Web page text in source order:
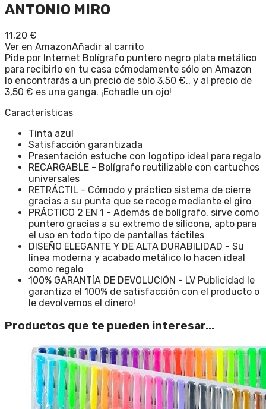
ANTONIO MIRO
11,20 €
Ver en AmazonAñadir al carrito
Pide por Internet Bolígrafo puntero negro plata metálico
para recibirlo en tu casa cómodamente sólo en Amazon
lo encontrarás a un precio de sólo 3,50 €,, y al precio de
3,50 € es una ganga. ¡Echadle un ojo!
Características
Tinta azul
Satisfacción garantizada
Presentación estuche con logotipo ideal para regalo
RECARGABLE - Bolígrafo reutilizable con cartuchos
universales
RETRÁCTIL - Cómodo y práctico sistema de cierre
gracias a su punta que se recoge mediante el giro
PRÁCTICO 2 EN 1 - Además de bolígrafo, sirve como
puntero gracias a su extremo de silicona, apto para
el uso en todo tipo de pantallas táctiles
DISEÑO ELEGANTE Y DE ALTA DURABILIDAD - Su
línea moderna y acabado metálico lo hacen ideal
como regalo
100% GARANTÍA DE DEVOLUCIÓN - LV Publicidad le
garantiza el 100% de satisfacción con el producto o
le devolvemos el dinero!
Productos que te pueden interesar...